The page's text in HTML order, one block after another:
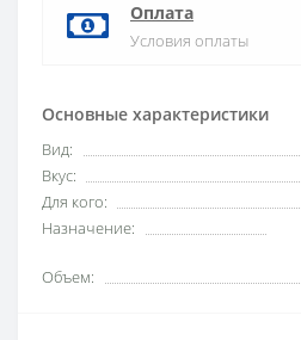
Основные характеристики
Вид:
Вкус:
Для кого:
Назначение:
Объем:
Оплата
Условия оплаты